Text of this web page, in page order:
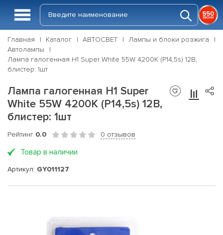
Главная Каталог АВТОСВЕТ
Лампы и блоки розжига
Автолампы
Лампа галогенная H1 Super White 55W 4200K (P14,5s) 12В,
блистер: 1шт
Лампа галогенная H1 Super
White 55W 4200K (P14,5s) 12В,
блистер: 1шт
Рейтинг 0.0 0 отзывов
Товар в наличии
Артикул: GY011127